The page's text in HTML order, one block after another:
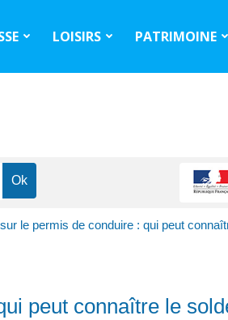
LOISIRS PATRIMOINE
le permis de conduire : qui peut
peut connaître le